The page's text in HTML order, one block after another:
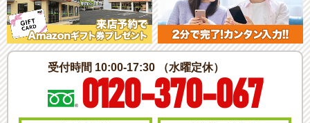
受付時間 10:00-17:30 （水曜定休）
0120-370-067